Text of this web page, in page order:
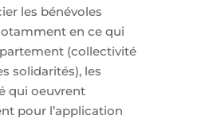
les bénévoles
en ce qui
(collectivité
solidarités), les
qui oeuvrent
pour l’application